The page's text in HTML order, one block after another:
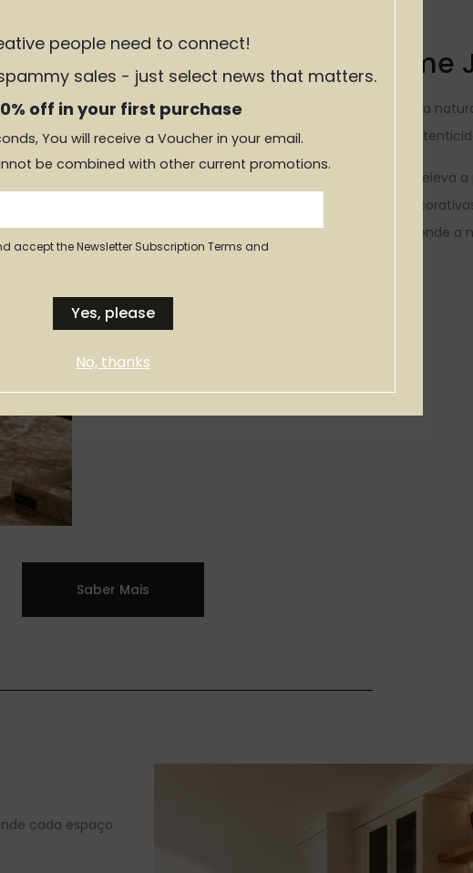
PIETRA DI CASA® —
Nada traduz a nobreza da matéria como a pedra
intemporal onde a sofisticação nasce da sua
Criámos uma linha exclusiva de decoração que eleva
nova expressão dentro do espaço. De peças
elemento é concebido como uma peça única, onde a
protagonismo.
Saber Mais
cada espaço
people need to connect!
sales - just select news that matters.
off in your first purchase
You will receive a Voucher in your email.
be combined with other current promotions.
accept the Newsletter Subscription Terms and
Yes, please
No, thanks